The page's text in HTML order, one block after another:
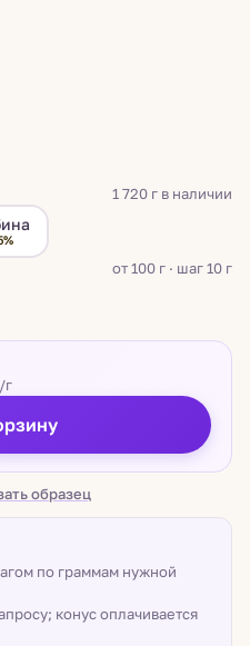
1 720 г в наличии
от 100 г · шаг 10 г
г
образец
по граммам нужной
конус оплачивается